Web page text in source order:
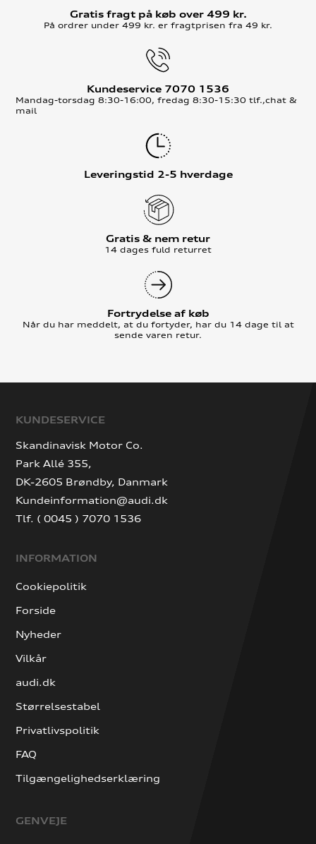
Gratis fragt på køb over 499 kr.
På ordrer under 499 kr. er fragtprisen fra 49 kr.
Kundeservice 7070 1536
Mandag-torsdag 8:30-16:00, fredag 8:30-15:30 tlf.,chat &
mail
Leveringstid 2-5 hverdage
Gratis & nem retur
14 dages fuld returret
Fortrydelse af køb
Når du har meddelt, at du fortyder, har du 14 dage til at
sende varen retur.
KUNDESERVICE
Skandinavisk Motor Co.
Park Allé 355,
DK-2605 Brøndby, Danmark
Kundeinformation@audi.dk
Tlf. ( 0045 ) 7070 1536
INFORMATION
Cookiepolitik
Forside
Nyheder
Vilkår
audi.dk
Størrelsestabel
Privatlivspolitik
FAQ
Tilgængelighedserklæring
GENVEJE